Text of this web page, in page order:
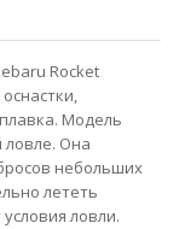
Rocket
Модель
ловле. Она
небольших
лететь
ловли.